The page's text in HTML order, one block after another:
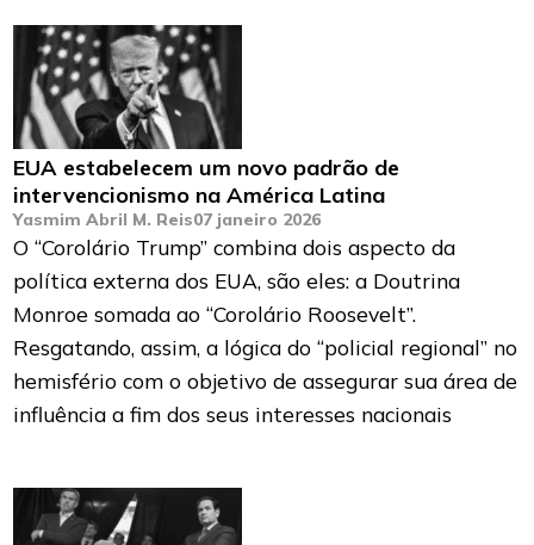
EUA estabelecem um novo padrão de
intervencionismo na América Latina
Yasmim Abril M. Reis07 janeiro 2026
O “Corolário Trump” combina dois aspecto da
política externa dos EUA, são eles: a Doutrina
Monroe somada ao “Corolário Roosevelt”.
Resgatando, assim, a lógica do “policial regional” no
hemisfério com o objetivo de assegurar sua área de
influência a fim dos seus interesses nacionais